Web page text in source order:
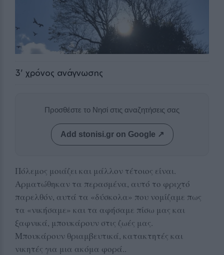
3' χρόνος ανάγνωσης
Προσθέστε το Νησί στις αναζητήσεις σας
Add stonisi.gr on Google ↗
Πόλεμος μοιάζει και μάλλον τέτοιος είναι.
Αρματώθηκαν τα περασμένα, αυτό το φριχτό
παρελθόν, αυτά τα «δύσκολα» που νομίζαμε πως
τα «νικήσαμε» και τα αφήσαμε πίσω μας και
ξαφνικά, μπουκάρουν στις ζωές μας.
Μπουκάρουν θριαμβευτικά, κατακτητές και
νικητές για μια ακόμα φορά..